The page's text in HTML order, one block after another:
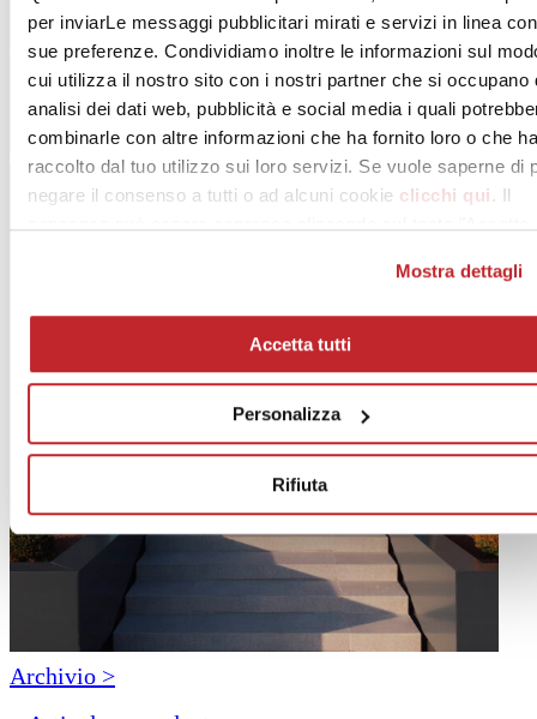
per inviarLe messaggi pubblicitari mirati e servizi in linea
sue preferenze. Condividiamo inoltre le informazioni sul
cui utilizza il nostro sito con i nostri partner che si occupano
analisi dei dati web, pubblicità e social media i quali
combinarle con altre informazioni che ha fornito loro o che
raccolto dal tuo utilizzo sui loro servizi. Se vuole saperne di
negare il consenso a tutti o ad alcuni cookie clicchi qui . Il
Mostra dettagli
Accetta tutti
Personalizza
Rifiuta
Archivio >